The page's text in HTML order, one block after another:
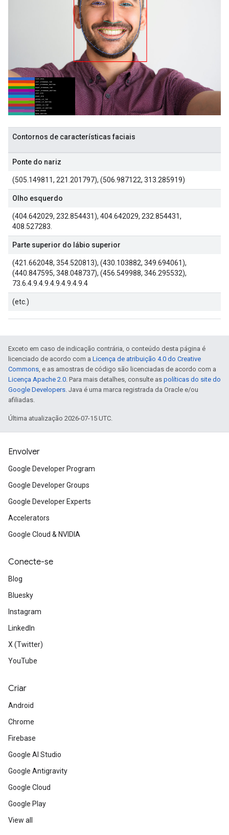
Contornos de características faciais
Ponte do nariz
(505.149811, 221.201797), (506.987122, 313.285919)
Olho esquerdo
(404.642029, 232.854431), 404.642029, 232.854431,
408.527283.
Parte superior do lábio superior
(421.662048, 354.520813), (430.103882, 349.694061),
(440.847595, 348.048737), (456.549988, 346.295532),
73.6.4.9.4.9.4.9.4.9.4.9.4
(etc.)
Exceto em caso de indicação contrária, o conteúdo desta página é
licenciado de acordo com a Licença de atribuição 4.0 do Creative
Commons, e as amostras de código são licenciadas de acordo com a
Licença Apache 2.0. Para mais detalhes, consulte as políticas do site do
Google Developers. Java é uma marca registrada da Oracle e/ou
afiliadas.
Última atualização 2026-07-15 UTC.
Envolver
Google Developer Program
Google Developer Groups
Google Developer Experts
Accelerators
Google Cloud & NVIDIA
Conecte-se
Blog
Bluesky
Instagram
LinkedIn
X (Twitter)
YouTube
Criar
Android
Chrome
Firebase
Google AI Studio
Google Antigravity
Google Cloud
Google Play
View all